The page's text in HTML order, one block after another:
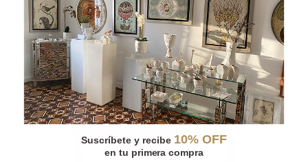
CON ESTRELLA
Suscríbete y recibe 10% OFF
en tu primera compra